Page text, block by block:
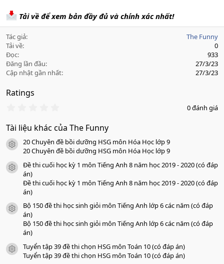
Tải về để xem bản đầy đủ và chính xác nhất!
Tác giả
The Funny
Tải về
0
Đọc
933
Đăng lần đầu
27/3/23
Cập nhật gần nhất
27/3/23
Ratings
0
0
s
a
o
0 đánh giá
Tài liệu khác của The Funny
icon tài liệu
20 Chuyên đề bồi dưỡng HSG môn Hóa Học lớp 9
20 Chuyên đề bồi dưỡng HSG môn Hóa Học lớp 9
icon tài liệu
Đề thi cuối học kỳ 1 môn Tiếng Anh 8 năm học 2019 - 2020 (có đáp
án)
Đề thi cuối học kỳ 1 môn Tiếng Anh 8 năm học 2019 - 2020 (có đáp
án)
icon tài liệu
Bộ 150 đề thi học sinh giỏi môn Tiếng Anh lớp 6 các năm (có đáp
án)
Bộ 150 đề thi học sinh giỏi môn Tiếng Anh lớp 6 các năm (có đáp
án)
icon tài liệu
Tuyển tập 39 đề thi chọn HSG môn Toán 10 (có đáp án)
Tuyển tập 39 đề thi chọn HSG môn Toán 10 (có đáp án)